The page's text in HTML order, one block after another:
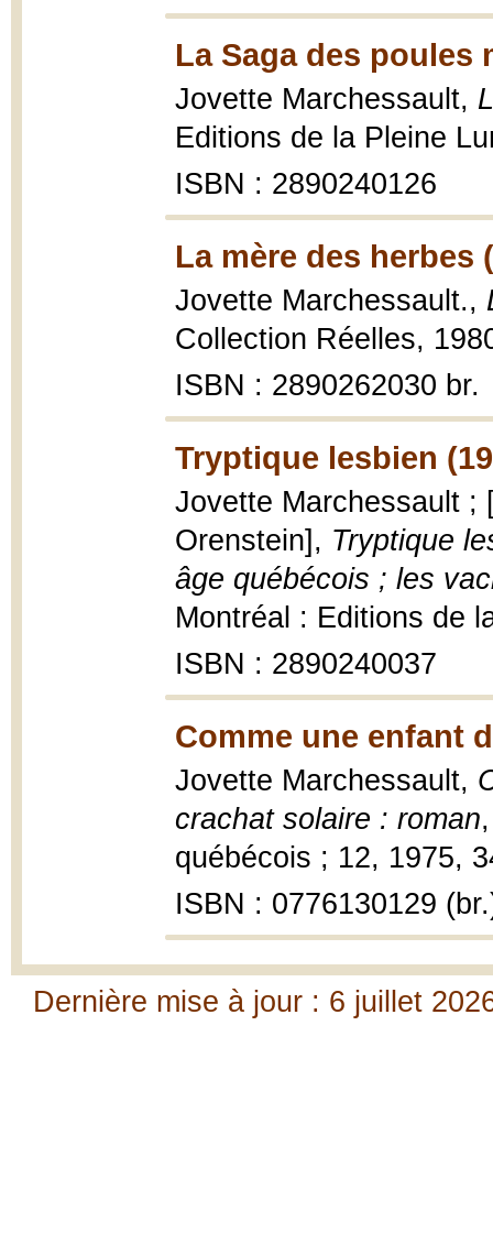
La Saga des poules
Jovette Marchessault,
Editions de la Pleine
ISBN : 2890240126
La mère des herbes
Jovette Marchessault.,
Collection Réelles,
ISBN : 2890262030 br.
Tryptique lesbien
Jovette Marchessault ;
Orenstein], Tryptique
âge québécois ; les
Montréal : Editions de
ISBN : 2890240037
Comme une enfant
Jovette Marchessault,
crachat solaire : roman
québécois ; 12, 1975,
ISBN : 0776130129
Dernière mise à jour : 6 juillet